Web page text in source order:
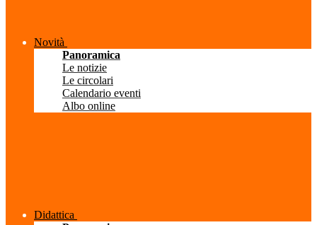
Novità
Panoramica
Le notizie
Le circolari
Calendario eventi
Albo online
Didattica